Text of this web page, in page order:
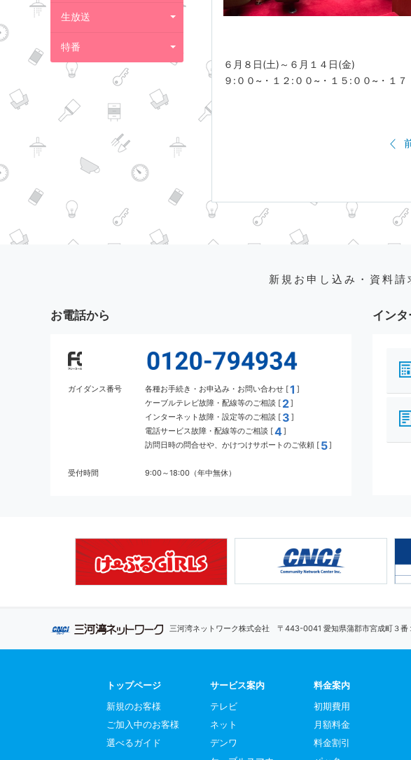
生放送
特番
６月８日(土)～６月１４日(金)
９:００~・１２:００~・１５:００~・１
新規お申し込み・資料
お電話から
ガイダンス番号 各種お手続き・お申込み・お問い合わせ [1 ]
ケーブルテレビ故障・配線等のご相談 [ 2]
インターネット故障・設定等のご相談 [ 3 ]
電話サービス故障・配線等のご相談 [4]
訪問日時の問合せや、かけつけサポートのご依頼 [ 5]
受付時間 9:00～18:00（年中無休）
イン
三河湾ネットワーク株式会社 〒443-0041 愛知県蒲郡市宮成町３番
トップページ
新規のお客様
ご加入中のお客様
選べるガイド
サービス案内
テレビ
ネット
デンワ
料金案内
初期費用
月額料金
料金割引